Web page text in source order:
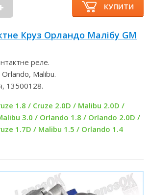
КУПИТИ
Круз Орландо Малібу GM
реле.
Malibu.
13500128.
1.8 / Cruze 2.0D / Malibu 2.0D /
3.0 / Orlando 1.8 / Orlando 2.0D /
1.7D / Malibu 1.5 / Orlando 1.4